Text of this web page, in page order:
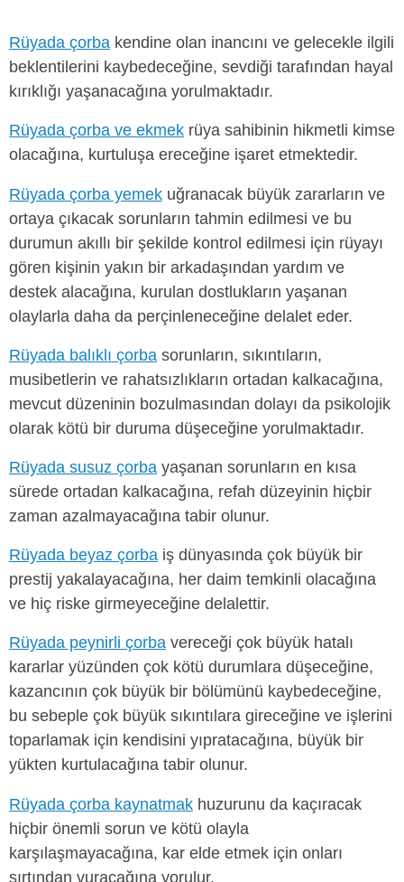
Rüyada çorba kendine olan inancını ve gelecekle ilgili
beklentilerini kaybedeceğine, sevdiği tarafından hayal
kırıklığı yaşanacağına yorulmaktadır.
Rüyada çorba ve ekmek rüya sahibinin hikmetli kimse
olacağına, kurtuluşa ereceğine işaret etmektedir.
Rüyada çorba yemek uğranacak büyük zararların ve
ortaya çıkacak sorunların tahmin edilmesi ve bu
durumun akıllı bir şekilde kontrol edilmesi için rüyayı
gören kişinin yakın bir arkadaşından yardım ve
destek alacağına, kurulan dostlukların yaşanan
olaylarla daha da perçinleneceğine delalet eder.
Rüyada balıklı çorba sorunların, sıkıntıların,
musibetlerin ve rahatsızlıkların ortadan kalkacağına,
mevcut düzeninin bozulmasından dolayı da psikolojik
olarak kötü bir duruma düşeceğine yorulmaktadır.
Rüyada susuz çorba yaşanan sorunların en kısa
sürede ortadan kalkacağına, refah düzeyinin hiçbir
zaman azalmayacağına tabir olunur.
Rüyada beyaz çorba iş dünyasında çok büyük bir
prestij yakalayacağına, her daim temkinli olacağına
ve hiç riske girmeyeceğine delalettir.
Rüyada peynirli çorba vereceği çok büyük hatalı
kararlar yüzünden çok kötü durumlara düşeceğine,
kazancının çok büyük bir bölümünü kaybedeceğine,
bu sebeple çok büyük sıkıntılara gireceğine ve işlerini
toparlamak için kendisini yıpratacağına, büyük bir
yükten kurtulacağına tabir olunur.
Rüyada çorba kaynatmak huzurunu da kaçıracak
hiçbir önemli sorun ve kötü olayla
karşılaşmayacağına, kar elde etmek için onları
sırtından vuracağına yorulur.